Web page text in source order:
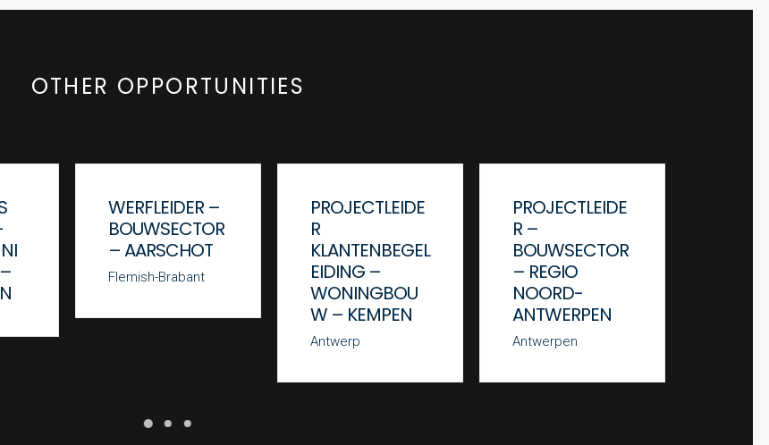
OTHER OPPORTUNITIES
WERFLEIDER –
BOUWSECTOR
– AARSCHOT
Flemish-Brabant
PROJECTLEIDE
R
KLANTENBEGEL
EIDING –
WONINGBOU
W – KEMPEN
Antwerp
PROJECTLEIDE
R –
BOUWSECTOR
– REGIO
NOORD-
ANTWERPEN
Antwerpen